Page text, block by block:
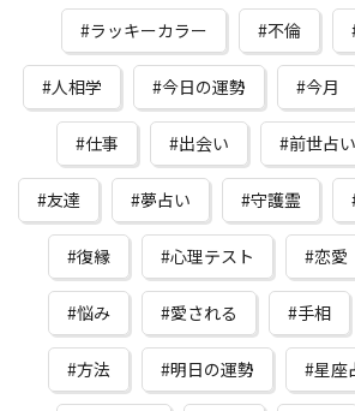
ラッキーカラー 不倫
人相学 今日の運勢 今月
仕事 出会い 前世占い
友達 夢占い 守護霊
復縁 心理テスト 恋愛
悩み 愛される 手相
方法 明日の運勢 星座